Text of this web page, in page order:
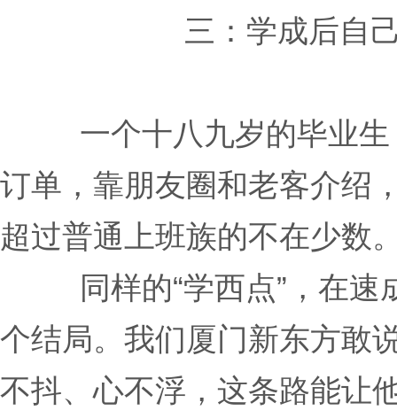
三：学成后自
一个十八九岁的毕业
订单，靠朋友圈和老客介绍
超过普通上班族的不在少数
同样的“学西点”，在
个结局。我们厦门新东方敢
不抖、心不浮，这条路能让